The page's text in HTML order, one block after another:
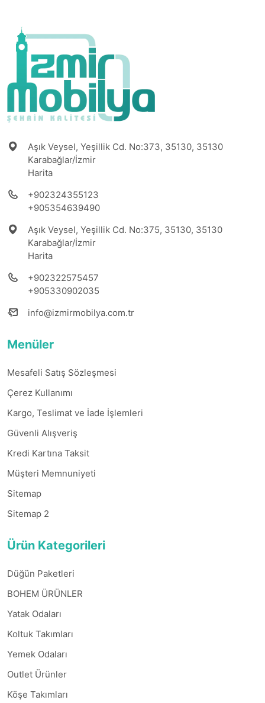
Aşık Veysel, Yeşillik Cd. No:373, 35130, 35130
Karabağlar/İzmir
Harita
+902324355123
+905354639490
Aşık Veysel, Yeşillik Cd. No:375, 35130, 35130
Karabağlar/İzmir
Harita
+902322575457
+905330902035
info@izmirmobilya.com.tr
Menüler
Mesafeli Satış Sözleşmesi
Çerez Kullanımı
Kargo, Teslimat ve İade İşlemleri
Güvenli Alışveriş
Kredi Kartına Taksit
Müşteri Memnuniyeti
Sitemap
Sitemap 2
Ürün Kategorileri
Düğün Paketleri
BOHEM ÜRÜNLER
Yatak Odaları
Koltuk Takımları
Yemek Odaları
Outlet Ürünler
Köşe Takımları